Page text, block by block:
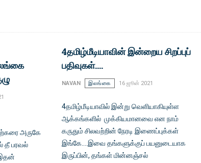
அருகே
தீ பரவல்
இதன்
4தமிழ்மீடியாவின் இன்றைய சிறப்புப்
பதிவுகள்....
NAVAN இலங்கை 16 ஜூன் 2021
4தமிழ்மீடியாவில் இன்று வெளியாகியுள்ள
ஆக்கங்களில் முக்கியமானவை என நாம்
கருதும் சிலவற்றின் நேரடி இணைப்புக்கள்
இங்கே....இவை தங்களுக்குப் பயனுடையாக
இருப்பின், தங்கள் மின்னஞ்சல்